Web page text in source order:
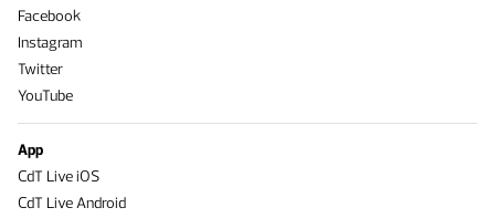
Facebook
Instagram
Twitter
YouTube
App
CdT Live iOS
CdT Live Android